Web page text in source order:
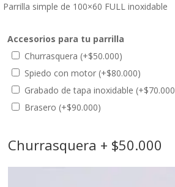
Parrilla simple de 100×60 FULL inoxidable
Accesorios para tu parrilla
Churrasquera (+$50.000)
Spiedo con motor (+$80.000)
Grabado de tapa inoxidable (+$70.000
Brasero (+$90.000)
Churrasquera + $50.000